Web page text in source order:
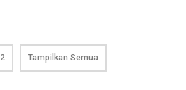
2 Tampilkan Semua